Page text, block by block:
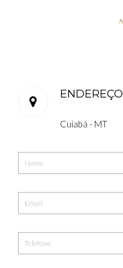
ENDEREÇO
Cuiabá - MT